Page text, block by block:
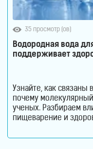
35 просмотр (ов)
Водородная вода
поддерживает
Узнайте, как связаны
почему
ученых. Разбираем
пищеварение и
Кишечник давно